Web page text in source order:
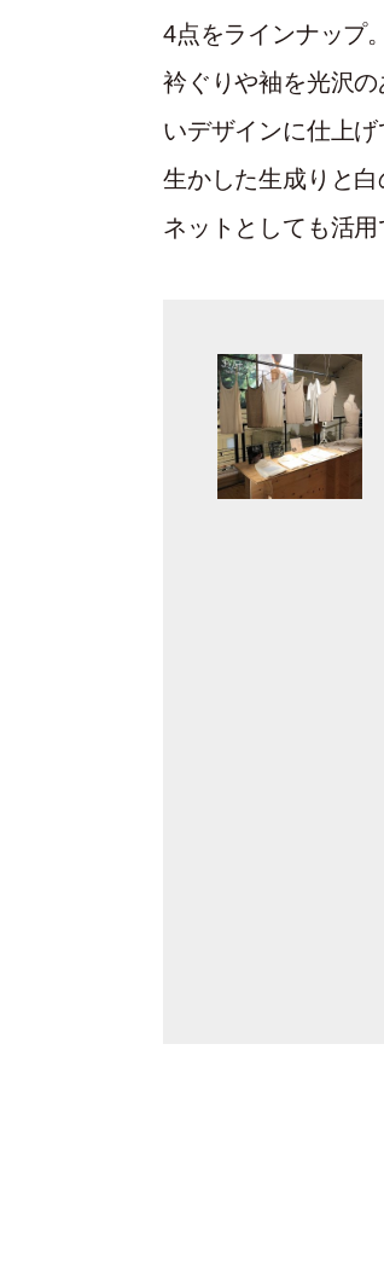
4点をラインナップ。
衿ぐりや袖を光沢
いデザインに仕上
生かした生成りと
ネットとしても活用